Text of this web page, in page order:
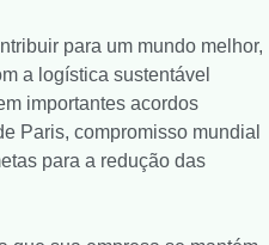
para um mundo melhor,
a logística sustentável
importantes acordos
Paris, compromisso mundial
para a redução das